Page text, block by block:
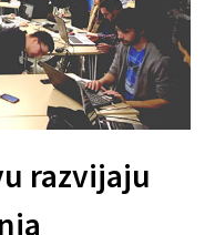
razvijaju